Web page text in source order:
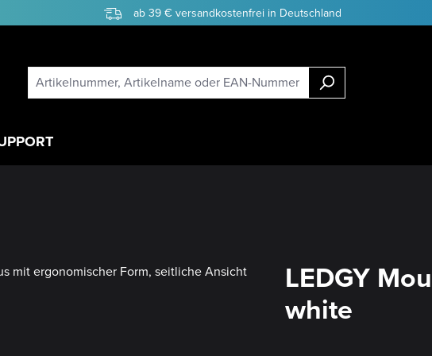
ab 39 € versandkostenfrei in Deutschland
LEDGY
white